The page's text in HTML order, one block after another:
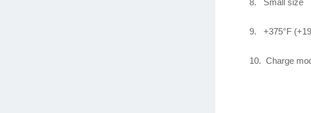
8. Small size
9. +375°F
10. Charge